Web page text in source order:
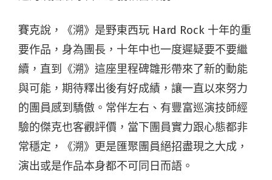
賽克說，《溯》是野東西玩 Hard Rock 十年的重
要作品，身為團長，十年中也一度遲疑要不要繼
續，直到《溯》這座里程碑雛形帶來了新的動能
與可能，期待釋出後有好成績，讓一直以來努力
的團員感到驕傲。常伴左右、有豐富巡演技師經
驗的傑克也客觀評價，當下團員實力跟心態都非
常穩定，《溯》更是匯聚團員絕招盡現之大成，
演出或是作品本身都不可同日而語。